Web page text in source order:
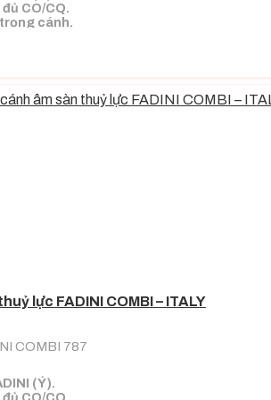
CO/CQ.
cánh.
lực FADINI COMBI – ITALY
COMBI 787
(Ý).
CO/CQ.